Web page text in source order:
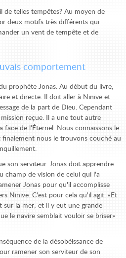
de telles tempêtes? Au moyen de
deux motifs très différents qui
un vent de tempête et de
comportement
prophète Jonas. Au début du livre,
et directe. Il doit aller à Ninive et
de la part de Dieu. Cependant
reçue. Il a une tout autre
face de l'Éternel. Nous connaissons le
finalement nous le trouvons couché au
son serviteur. Jonas doit apprendre
champ de vision de celui qui l'a
Jonas pour qu'il accomplisse
Ninive. C'est pour cela qu'il agit. «Et
sur la mer; et il y eut une grande
le navire semblait vouloir se briser»
de la désobéissance de
ramener son serviteur de son